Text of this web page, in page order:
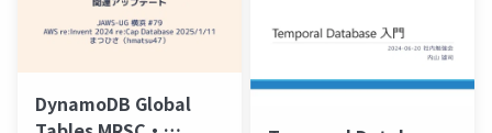
DynamoDB Global